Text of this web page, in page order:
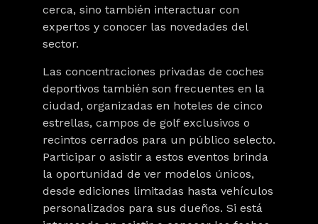
cerca, sino también interactuar con
expertos y conocer las novedades del
sector.
Las concentraciones privadas de coches
deportivos también son frecuentes en la
ciudad, organizadas en hoteles de cinco
estrellas, campos de golf exclusivos o
recintos cerrados para un público selecto.
Participar o asistir a estos eventos brinda
la oportunidad de ver modelos únicos,
desde ediciones limitadas hasta vehículos
personalizados para sus dueños. Si está